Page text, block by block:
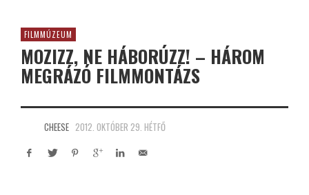
FILMMÚZEUM
MOZIZZ, NE HÁBORÚZZ! – HÁROM
MEGRÁZÓ FILMMONTÁZS
CHEESE 2012. OKTÓBER 29. HÉTFŐ